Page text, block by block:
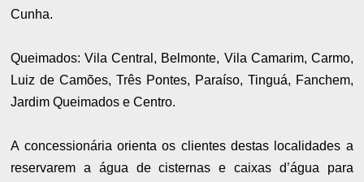
Cunha.
Queimados: Vila Central, Belmonte, Vila Camarim, Carmo,
Luiz de Camões, Três Pontes, Paraíso, Tinguá, Fanchem,
Jardim Queimados e Centro.
A concessionária orienta os clientes destas localidades a
reservarem a água de cisternas e caixas d’água para